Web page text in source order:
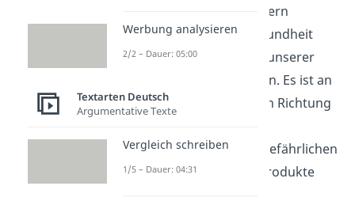
nicht nur sinnvoll, sondern
notwendig, um die Gesundheit
und das Wohlbefinden unserer
Gesellschaft zu schützen. Es ist an
der Zeit, klare Schritte in Richtung
unternehmen, um die gefährlichen
Auswirkungen dieser Produkte
Werbung analysieren
2/2 – Dauer: 05:00
Textarten Deutsch
Argumentative Texte
Vergleich schreiben
1/5 – Dauer: 04:31